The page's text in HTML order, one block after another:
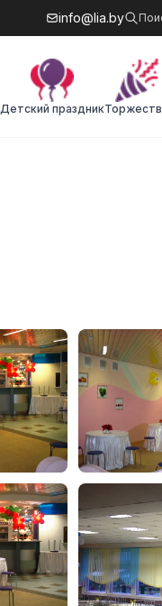
info@lia.by
Детский праздник